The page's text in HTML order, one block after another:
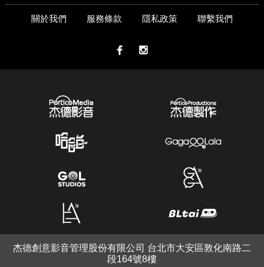
關於我們 服務條款 隱私政策 聯繫我們
杰德創意影音管理股份有限公司 台北市大安區敦化南路二
段164號8樓